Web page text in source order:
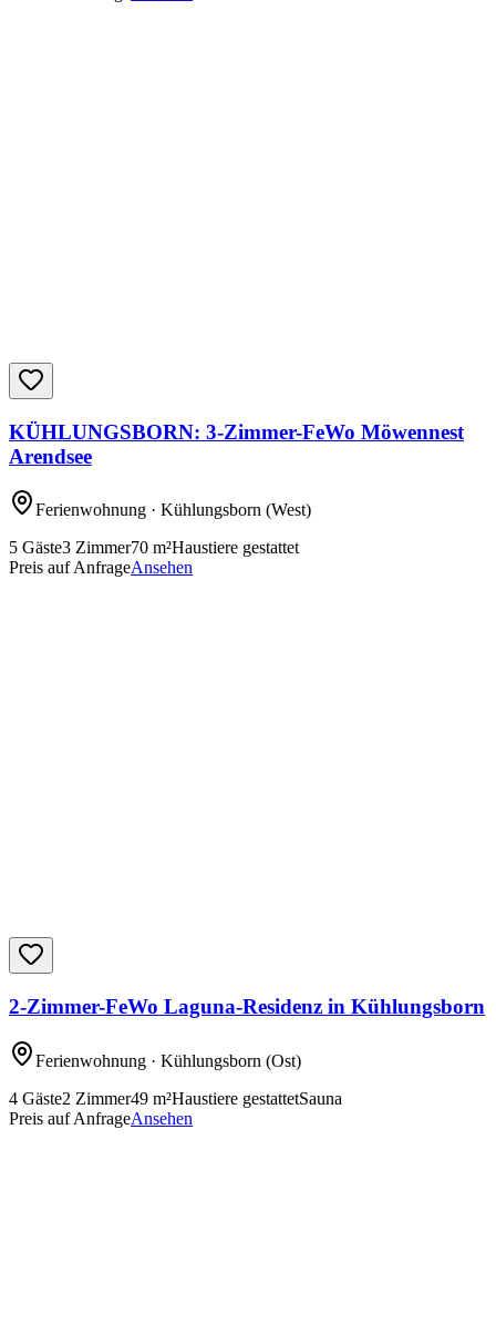
KÜHLUNGSBORN: 3-Zimmer-FeWo Möwennest
Arendsee
Ferienwohnung · Kühlungsborn (West)
5 Gäste3 Zimmer70 m²Haustiere gestattet
Preis auf AnfrageAnsehen
2-Zimmer-FeWo Laguna-Residenz in Kühlungsborn
Ferienwohnung · Kühlungsborn (Ost)
4 Gäste2 Zimmer49 m²Haustiere gestattetSauna
Preis auf AnfrageAnsehen